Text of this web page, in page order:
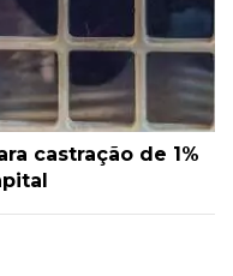
castração de 1%